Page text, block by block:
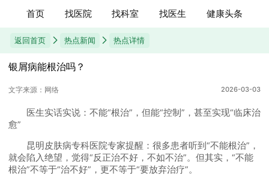
首页 找医院 找科室 找医生 健康头条
返回首页 热点新闻 热点详情
银屑病能根治吗？
文字来源：网络 2026-03-03
医生实话实说：不能“根治”，但能“控制”，甚至实现“临床治
愈”
昆明皮肤病专科医院专家提醒：很多患者听到“不能根治”，
就会陷入绝望，觉得“反正治不好，不如不治”。但其实，“不能
根治”不等于“治不好”，更不等于“要放弃治疗”。